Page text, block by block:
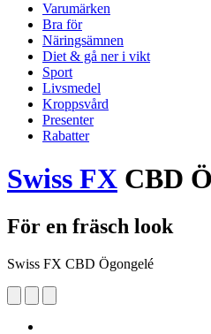
Varumärken
Bra för
Näringsämnen
Diet & gå ner i vikt
Sport
Livsmedel
Kroppsvård
Presenter
Rabatter
Swiss FX CBD
För en fräsch look
Swiss FX CBD Ögongelé